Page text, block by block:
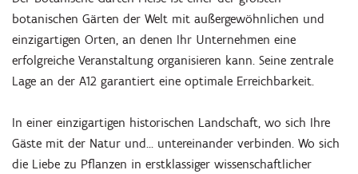
botanischen Gärten der Welt mit außergewöhnlichen und
einzigartigen Orten, an denen Ihr Unternehmen eine
erfolgreiche Veranstaltung organisieren kann. Seine zentrale
Lage an der A12 garantiert eine optimale Erreichbarkeit.
In einer einzigartigen historischen Landschaft, wo sich Ihre
Gäste mit der Natur und... untereinander verbinden. Wo sich
die Liebe zu Pflanzen in erstklassiger wissenschaftlicher